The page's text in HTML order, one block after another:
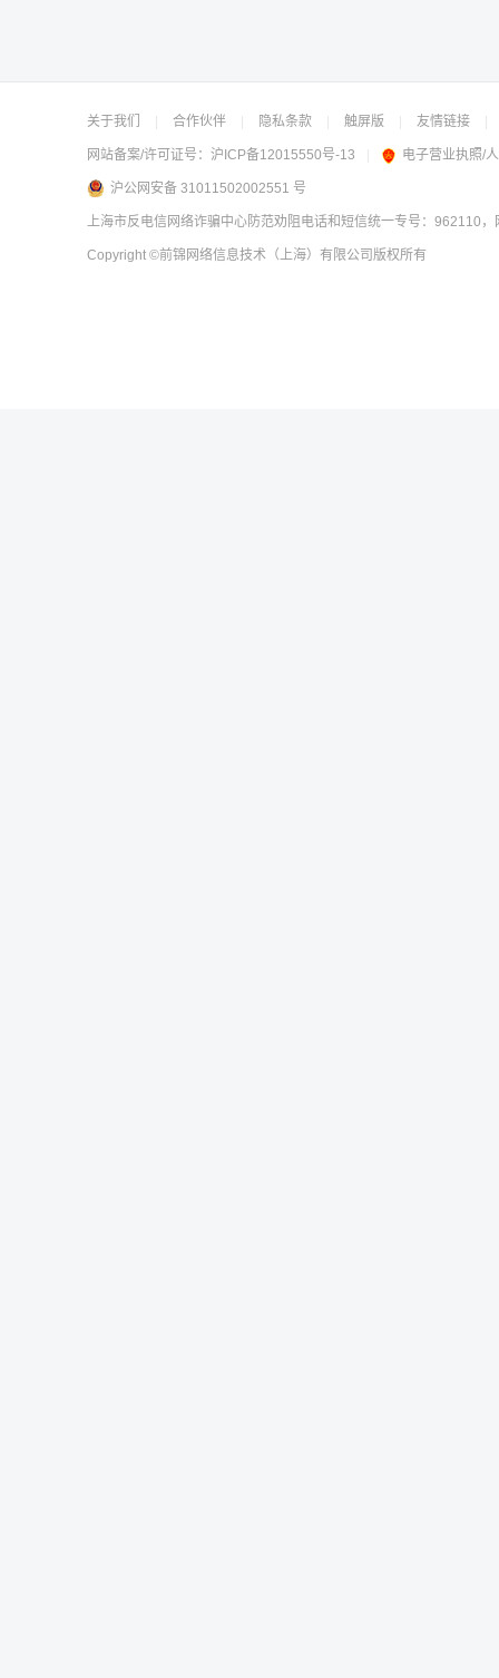
关于我们 合作伙伴 隐私条款 触屏版 友情链接
网站备案/许可证号： 沪ICP备12015550号-13 电子营业执照/
沪公网安备 31011502002551 号
上海市反电信网络诈骗中心防范劝阻电话和短信统一专号：962110
Copyright ©前锦网络信息技术（上海）有限公司 版权所有